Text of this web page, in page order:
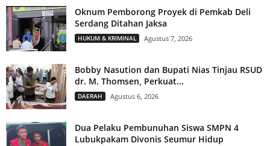
Oknum Pemborong Proyek di Pemkab Deli
Serdang Ditahan Jaksa
HUKUM & KRIMINAL Agustus 7, 2026
Bobby Nasution dan Bupati Nias Tinjau RSUD
dr. M. Thomsen, Perkuat...
DAERAH Agustus 6, 2026
Dua Pelaku Pembunuhan Siswa SMPN 4
Lubukpakam Divonis Seumur Hidup